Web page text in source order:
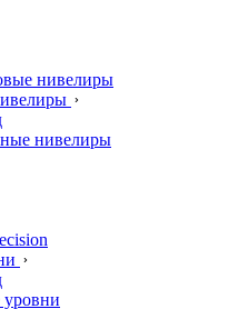
нивелиры
нивелиры
уровни